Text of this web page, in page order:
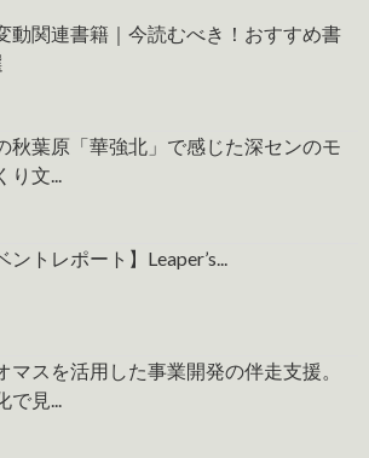
動関連書籍｜今読むべき！おすすめ書
秋葉原「華強北」で感じた深センのモ
り文...
ントレポート】Leaper’s...
マスを活用した事業開発の伴走支援。
で見...